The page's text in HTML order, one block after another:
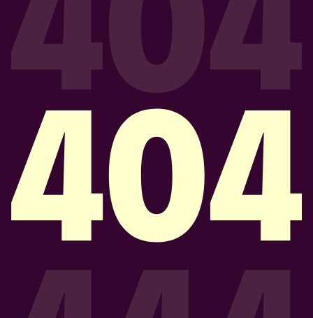
CONTACTO
PROGRAMÁ UNA DEMO
Acepto la Política de Privacidad